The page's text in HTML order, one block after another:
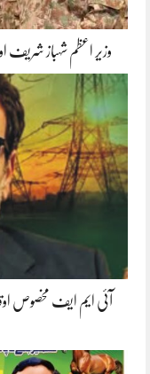
وزیر اعظم شہباز شریف
آئی ایم ایف مخصوص